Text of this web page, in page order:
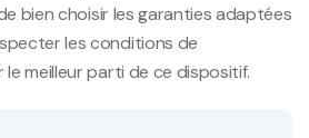
bien choisir les garanties adaptées
les conditions de
meilleur parti de ce dispositif.